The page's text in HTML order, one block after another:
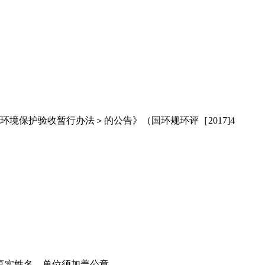
境保护验收暂行办法＞的公告》（国环规环评［2017]4